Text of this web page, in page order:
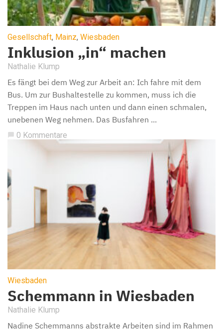
Gesellschaft, Mainz, Wiesbaden
Inklusion „in“ machen
Nathalie Klump
Es fängt bei dem Weg zur Arbeit an: Ich fahre mit dem
Bus. Um zur Bushaltestelle zu kommen, muss ich die
Treppen im Haus nach unten und dann einen schmalen,
unebenen Weg nehmen. Das Busfahren ...
0 Kommentare
Wiesbaden
Schemmann in Wiesbaden
Nathalie Klump
Nadine Schemmanns abstrakte Arbeiten sind im Rahmen